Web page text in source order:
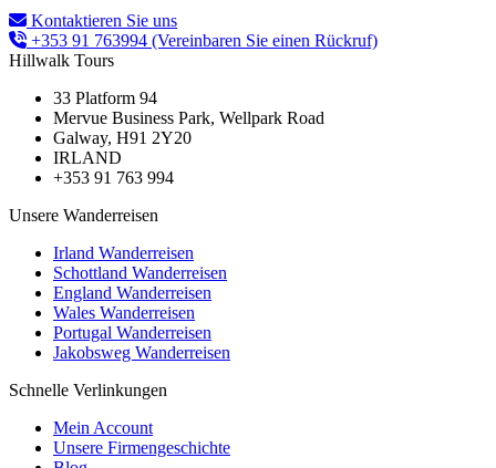
Kontaktieren Sie uns
+353 91 763994 (Vereinbaren Sie einen Rückruf)
Hillwalk Tours
33 Platform 94
Mervue Business Park, Wellpark Road
Galway, H91 2Y20
IRLAND
+353 91 763 994
Unsere Wanderreisen
Irland Wanderreisen
Schottland Wanderreisen
England Wanderreisen
Wales Wanderreisen
Portugal Wanderreisen
Jakobsweg Wanderreisen
Schnelle Verlinkungen
Mein Account
Unsere Firmengeschichte